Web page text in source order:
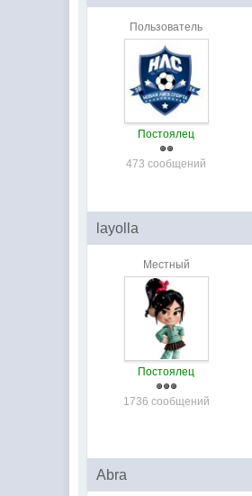
Пользователь
Постоялец
473 сообщений
layolla
Местный
Постоялец
1736 сообщений
Abra